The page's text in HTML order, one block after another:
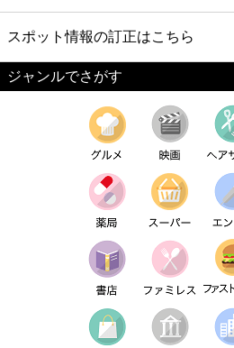
スポット情報の訂正はこちら
ジャンルでさがす